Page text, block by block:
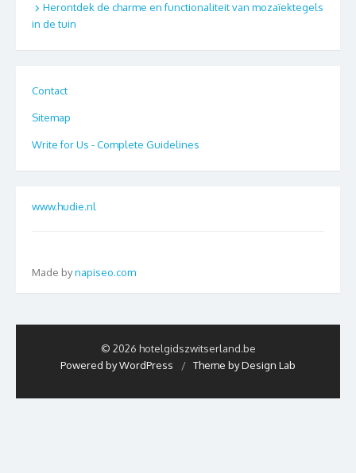
Herontdek de charme en functionaliteit van mozaïektegels
in de tuin
Contact
Sitemap
Write for Us - Complete Guidelines
www.hudie.nl
Made bynapiseo.com
© 2026 hotelgidszwitserland.be
Powered by WordPress
/ Theme by Design Lab